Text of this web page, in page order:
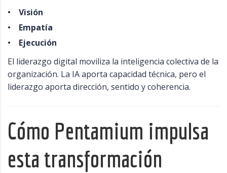
Visión
Empatía
Ejecución
El liderazgo digital moviliza la inteligencia colectiva de la
organización. La IA aporta capacidad técnica, pero el
liderazgo aporta dirección, sentido y coherencia.
Cómo Pentamium impulsa
esta transformación